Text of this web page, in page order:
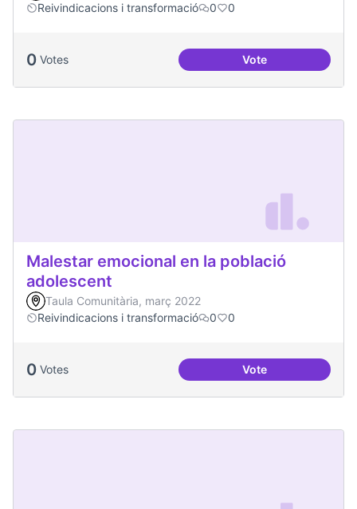
Reivindicacions i transformació
0 0
0 Votes VoteRedefinició Casal
Malestar emocional en la població
adolescent
Taula Comunitària, març 2022
Reivindicacions i transformació
0 0
0 Votes VoteMalestar